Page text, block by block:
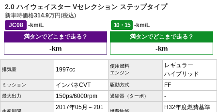
2.0 ハイウェイスター Vセレクション ステップタイプ
新車時価格314.9万円(税込)
JC08
-km/L 10・15
-km/L
満タンでどこまで走る？
-km
満タンでどこまで走る？
-km
排気量 1997cc
使用燃料
エンジン
レギュラー
ハイブリッド
ミッション インパネCVT 駆動方式 FF
最大出力 150ps/6000rpm 過給器（ターボ） -
2017年05月～201
H32年度燃費基準